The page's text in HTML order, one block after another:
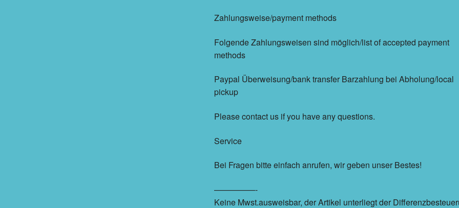
Zahlungsweise/payment methods
Folgende Zahlungsweisen sind möglich/list of accepted payment
methods
Paypal Überweisung/bank transfer Barzahlung bei Abholung/local
pickup
Please contact us if you have any questions.
Service
Bei Fragen bitte einfach anrufen, wir geben unser Bestes!
—————-
Keine Mwst.ausweisbar, der Artikel unterliegt der